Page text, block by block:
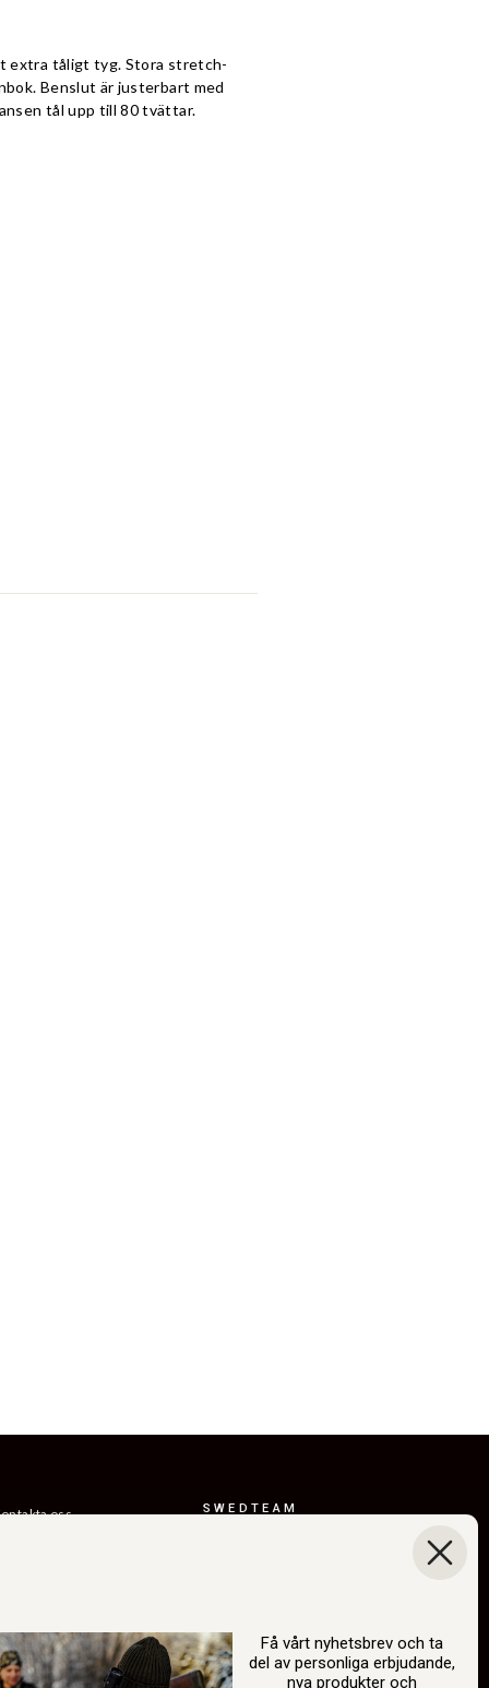
extra tåligt tyg. Stora stretch-
Benslut är justerbart med
tål upp till 80 tvättar.
oss
berättelse
SWEDTEAM
3268
info@swedteam.se
Få vårt nyhetsbrev och ta
del av personliga erbjudande,
nya produkter och